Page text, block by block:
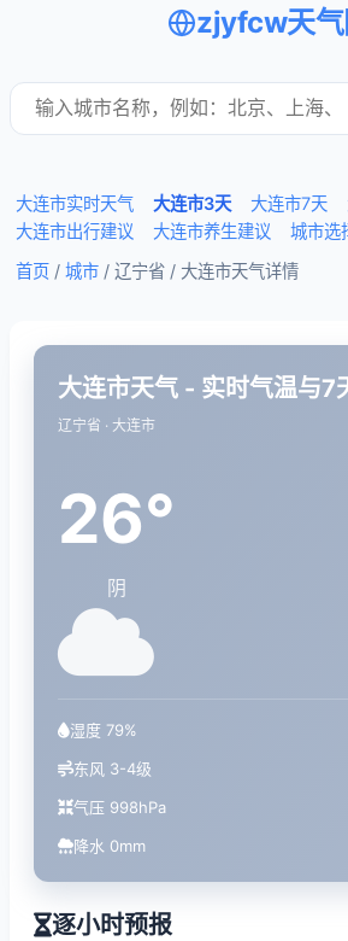
zjyfcw天气
大连市实时天气 大连市3天 大连市7天
大连市出行建议
大连市养生建议
城市选
首页 / 城市 / 辽宁省 / 大连市天气详情
大连市天气 - 实时气温与7
辽宁省 · 大连市
26°
阴
湿度 79%
东风 3-4级
气压 998hPa
降水 0mm
逐小时预报